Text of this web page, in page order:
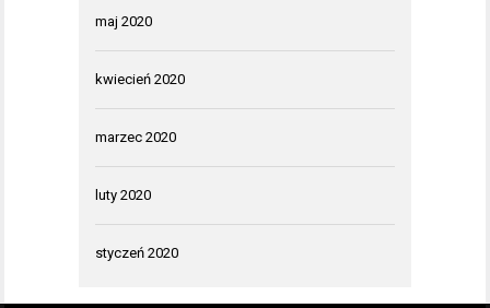
maj 2020
kwiecień 2020
marzec 2020
luty 2020
styczeń 2020